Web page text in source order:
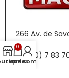
266 Av. de
+33 (0) 7 83
0
Panier
Mon compte